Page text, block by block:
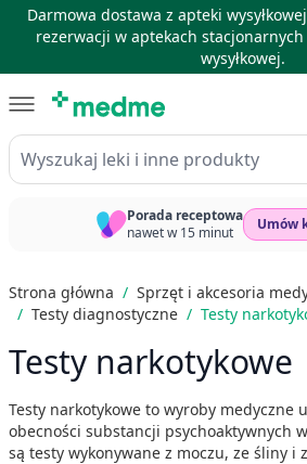
Darmowa dostawa z apteki
rezerwacji w aptekach
wysyłkowej.
Wyszukaj leki i inne produkty
Porada receptowa
nawet w 15 minut
Umów
Strona główna / Sprzęt i akcesoria
/ Testy diagnostyczne / Testy
Testy narkotykowe
Testy narkotykowe to wyroby medyczne
obecności substancji psychoaktywnych
są testy wykonywane z moczu, ze śliny i z